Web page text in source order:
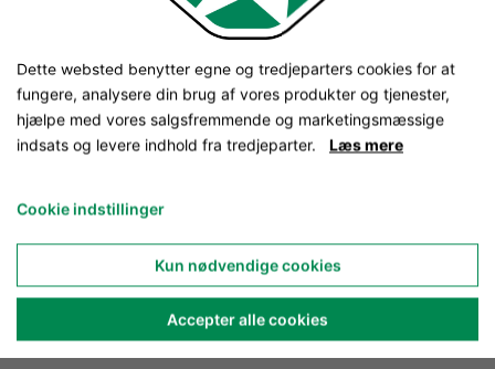
Dette websted benytter egne og tredjeparters cookies for at
fungere, analysere din brug af vores produkter og tjenester,
hjælpe med vores salgsfremmende og marketingsmæssige
indsats og levere indhold fra tredjeparter. Læs mere
Cookie indstillinger
Kun nødvendige cookies
Accepter alle cookies